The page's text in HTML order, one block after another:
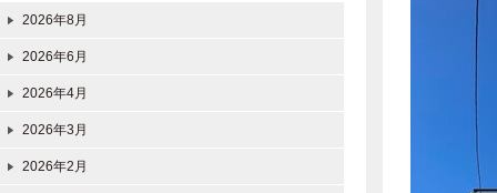
2026年8月
2026年6月
2026年4月
2026年3月
2026年2月